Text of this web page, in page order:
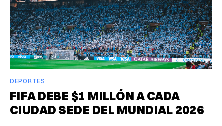
DEPORTES
FIFA DEBE $1 MILLÓN A CADA
CIUDAD SEDE DEL MUNDIAL 2026